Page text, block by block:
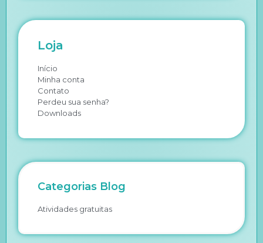
Loja
Início
Minha conta
Contato
Perdeu sua senha?
Downloads
Categorias Blog
Atividades gratuitas